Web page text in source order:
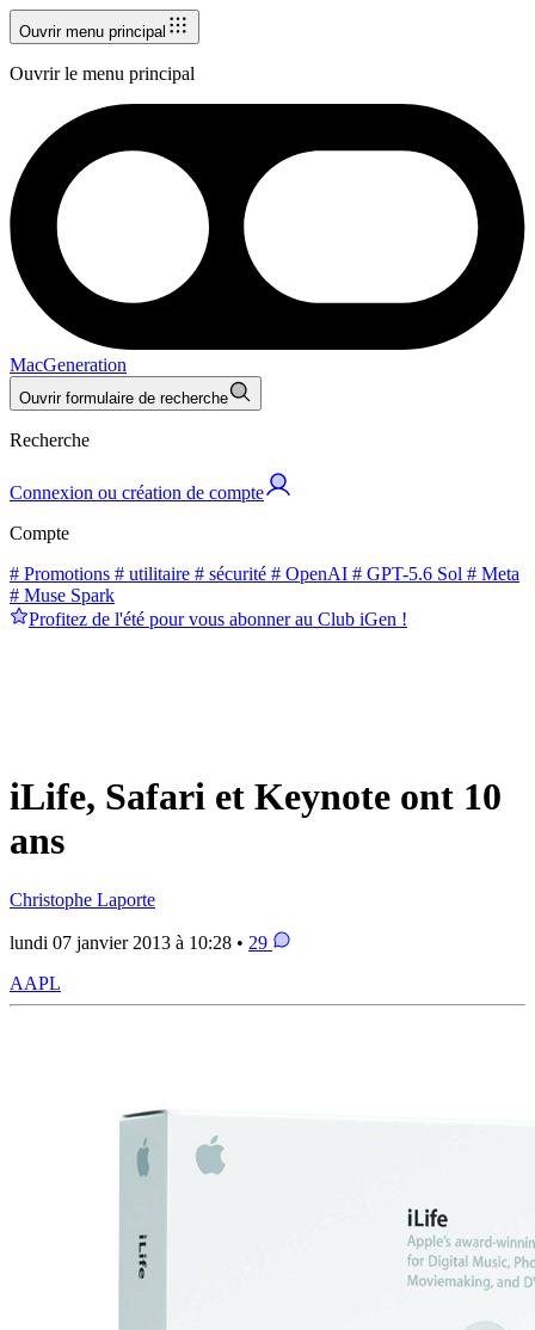
Ouvrir menu principal
Ouvrir le menu principal
MacGeneration
Ouvrir formulaire de recherche
Recherche
Connexion ou création de compte
Compte
# Promotions # utilitaire # sécurité # OpenAI # GPT-5.6 Sol # Meta
# Muse Spark
Profitez de l'été pour vous abonner au Club iGen !
iLife, Safari et Keynote ont 10
ans
Christophe Laporte
lundi 07 janvier 2013 à 10:28 • 29
AAPL